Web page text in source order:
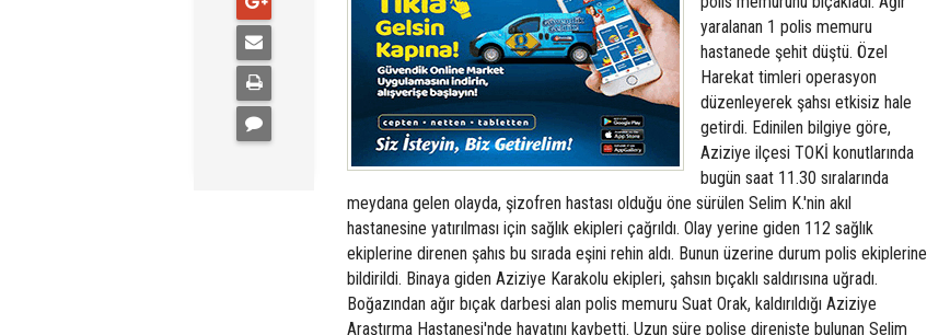
yaralanan 1 polis memuru
hastanede şehit düştü. Özel
Harekat timleri operasyon
düzenleyerek şahsı etkisiz hale
getirdi. Edinilen bilgiye göre,
Aziziye ilçesi TOKİ konutlarında
bugün saat 11.30 sıralarında
meydana gelen olayda, şizofren hastası olduğu öne sürülen Selim K.'nin akıl
hastanesine yatırılması için sağlık ekipleri çağrıldı. Olay yerine giden 112 sağlık
ekiplerine direnen şahıs bu sırada eşini rehin aldı. Bunun üzerine durum polis ekiplerine
bildirildi. Binaya giden Aziziye Karakolu ekipleri, şahsın bıçaklı saldırısına uğradı.
Boğazından ağır bıçak darbesi alan polis memuru Suat Orak, kaldırıldığı Aziziye
Araştırma Hastanesi'nde hayatını kaybetti. Uzun süre polise direnişte bulunan Selim